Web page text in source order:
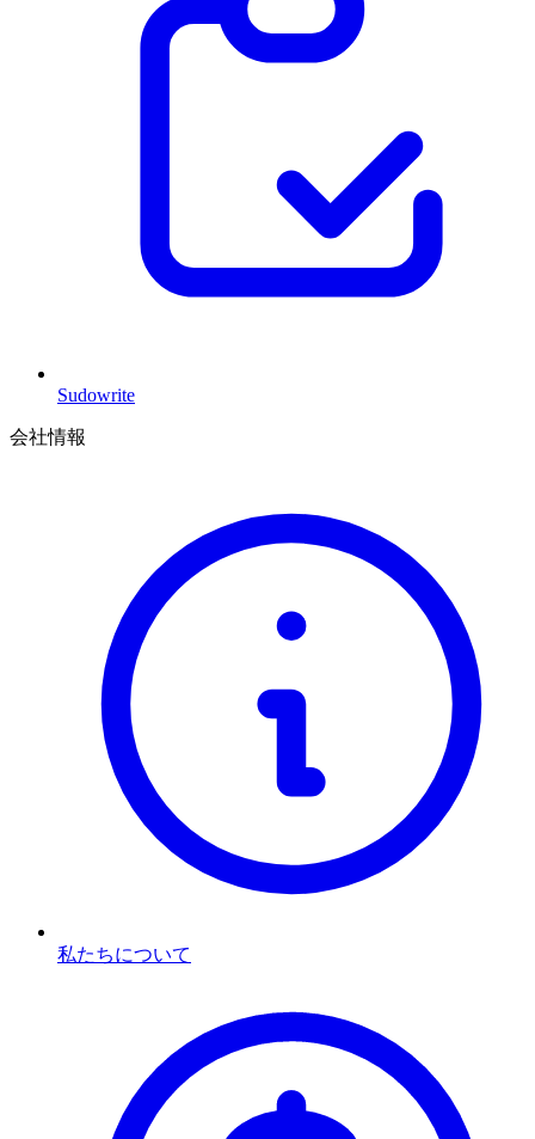
Sudowrite
会社情報
私たちについて